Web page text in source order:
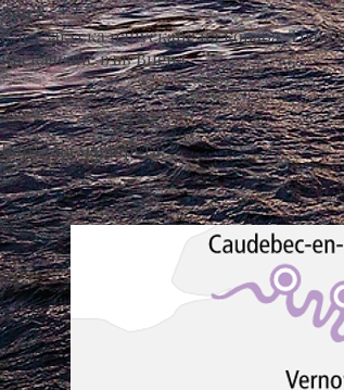
Ден 8
След закуска напускане на кораба.
прекачване във Виена.
Карта на маршрута: